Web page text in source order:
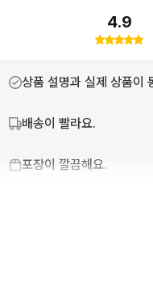
-제품에 대한 판매가격 제
-타사 사이트와 동시 판매
4.9
상품 설명과 실제 상품이
배송이 빨라요.
포장이 깔끔해요.